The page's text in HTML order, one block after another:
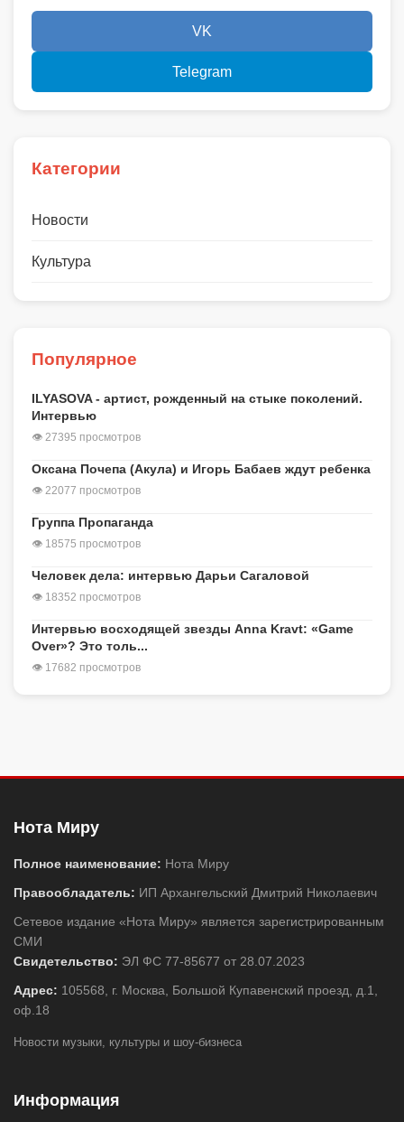
VK
Telegram
Категории
Новости
Культура
Популярное
ILYASOVA - артист, рожденный на стыке поколений.
Интервью
👁 27395 просмотров
Оксана Почепа (Акула) и Игорь Бабаев ждут ребенка
👁 22077 просмотров
Группа Пропаганда
👁 18575 просмотров
Человек дела: интервью Дарьи Сагаловой
👁 18352 просмотров
Интервью восходящей звезды Anna Kravt: «Game
Over»? Это толь...
👁 17682 просмотров
Нота Миру
Полное наименование: Нота Миру
Правообладатель: ИП Архангельский Дмитрий Николаевич
Сетевое издание «Нота Миру» является зарегистрированным
СМИ
Свидетельство: ЭЛ ФС 77-85677 от 28.07.2023
Адрес: 105568, г. Москва, Большой Купавенский проезд, д.1,
оф.18
Новости музыки, культуры и шоу-бизнеса
Информация